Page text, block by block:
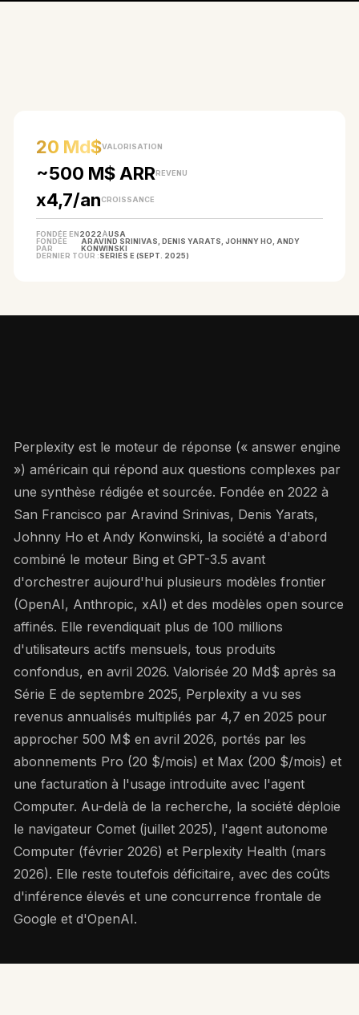
20 Md$VALORISATION
~500 M$ ARRREVENU
x4,7/anCROISSANCE
FONDÉE EN2022ÀUSA
FONDÉE
PAR
ARAVIND SRINIVAS, DENIS YARATS, JOHNNY HO, ANDY
KONWINSKI
DERNIER TOUR :SERIES E (SEPT. 2025)
Perplexity est le moteur de réponse (« answer engine
») américain qui répond aux questions complexes par
une synthèse rédigée et sourcée. Fondée en 2022 à
San Francisco par Aravind Srinivas, Denis Yarats,
Johnny Ho et Andy Konwinski, la société a d'abord
combiné le moteur Bing et GPT-3.5 avant
d'orchestrer aujourd'hui plusieurs modèles frontier
(OpenAI, Anthropic, xAI) et des modèles open source
affinés. Elle revendiquait plus de 100 millions
d'utilisateurs actifs mensuels, tous produits
confondus, en avril 2026. Valorisée 20 Md$ après sa
Série E de septembre 2025, Perplexity a vu ses
revenus annualisés multipliés par 4,7 en 2025 pour
approcher 500 M$ en avril 2026, portés par les
abonnements Pro (20 $/mois) et Max (200 $/mois) et
une facturation à l'usage introduite avec l'agent
Computer. Au-delà de la recherche, la société déploie
le navigateur Comet (juillet 2025), l'agent autonome
Computer (février 2026) et Perplexity Health (mars
2026). Elle reste toutefois déficitaire, avec des coûts
d'inférence élevés et une concurrence frontale de
Google et d'OpenAI.